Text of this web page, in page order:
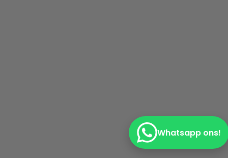
Whatsapp ons!